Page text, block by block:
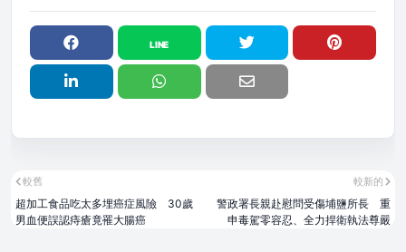
較新的
警政署長親赴慰問受傷埔鹽所長 重
申毒駕零容忍、全力捍衛執法尊嚴
較舊
超加工食品吃太多埋癌症風險 30歲
男血便誤認痔瘡竟罹大腸癌